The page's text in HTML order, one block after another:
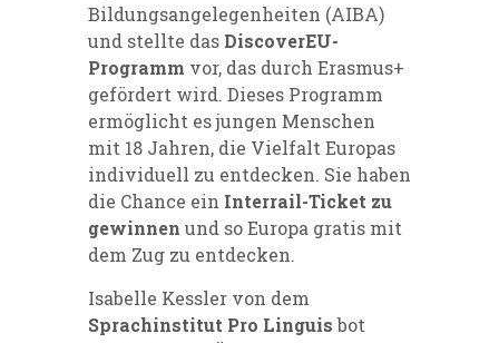
Bildungsangelegenheiten (AIBA)
und stellte das DiscoverEU-
Programm vor, das durch Erasmus+
gefördert wird. Dieses Programm
ermöglicht es jungen Menschen
mit 18 Jahren, die Vielfalt Europas
individuell zu entdecken. Sie haben
die Chance ein Interrail-Ticket zu
gewinnen und so Europa gratis mit
dem Zug zu entdecken.
Isabelle Kessler von dem
Sprachinstitut Pro Linguisbot